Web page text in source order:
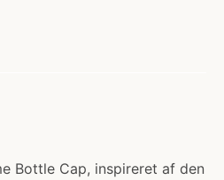
Bottle Cap, inspireret af den